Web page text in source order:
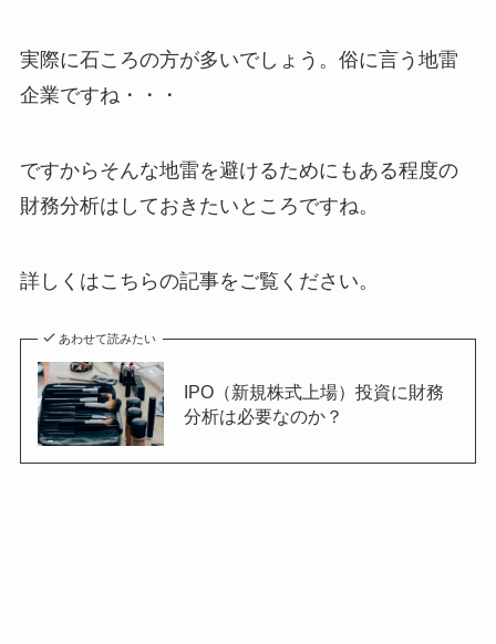
実際に石ころの方が多いでしょう。俗に言う地雷
企業ですね・・・
ですからそんな地雷を避けるためにもある程度の
財務分析はしておきたいところですね。
詳しくはこちらの記事をご覧ください。
あわせて読みたい
IPO（新規株式上場）投資に財務
分析は必要なのか？